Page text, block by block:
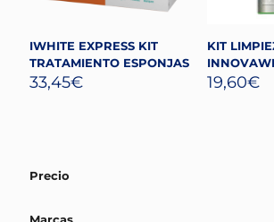
IWHITE EXPRESS KIT
TRATAMIENTO ESPONJAS
33,45€
KIT
19,60€
Precio